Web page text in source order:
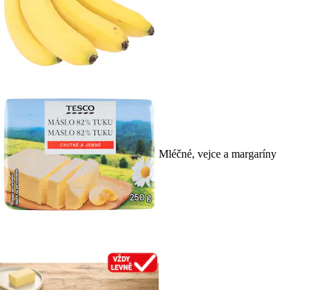
Mléčné, vejce a margaríny